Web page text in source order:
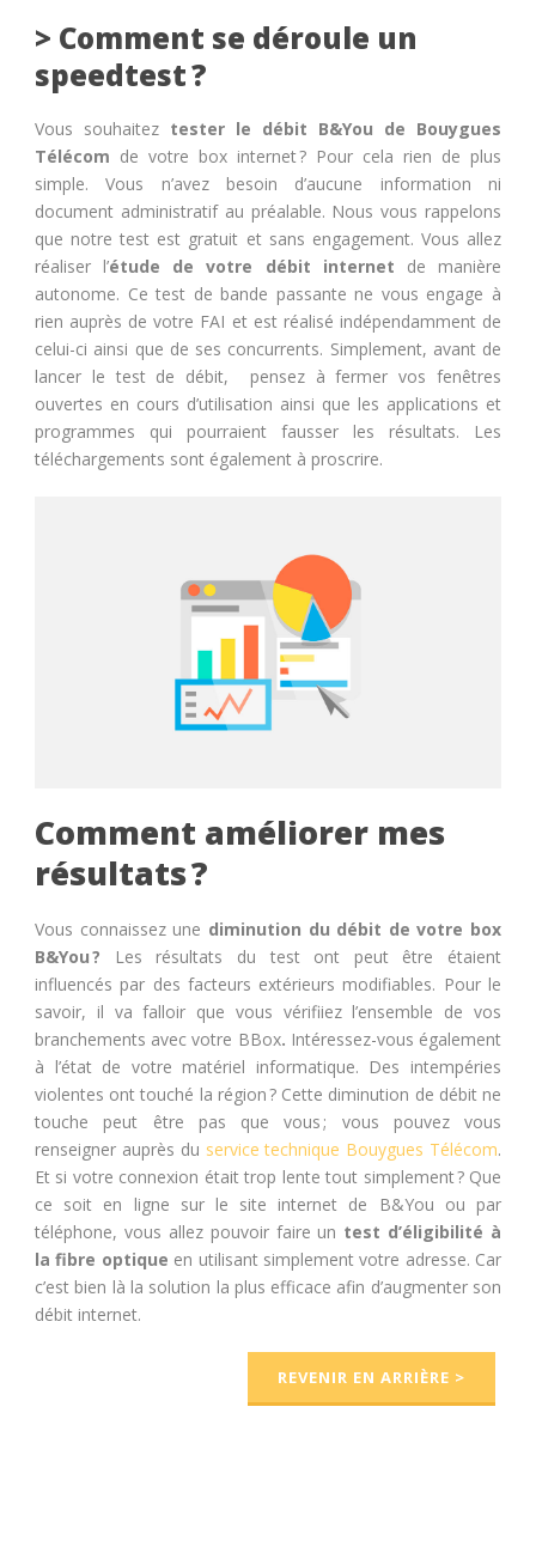
> Comment se déroule un
speedtest ?
Vous souhaitez tester le débit B&You de Bouygues
Télécom de votre box internet? Pour cela rien de plus
simple. Vous n’avez besoin d’aucune information ni
document administratif au préalable. Nous vous rappelons
que notre test est gratuit et sans engagement. Vous allez
réaliser l’étude de votre débit internet de manière
autonome. Ce test de bande passante ne vous engage à
rien auprès de votre FAI et est réalisé indépendamment de
celui-ci ainsi que de ses concurrents. Simplement, avant de
lancer le test de débit,
pensez à fermer vos fenêtres
ouvertes en cours d’utilisation ainsi que les applications et
programmes qui pourraient fausser les résultats. Les
téléchargements sont également à proscrire.
Comment améliorer mes
résultats ?
Vous connaissez une diminution du débit de votre box
B&You ?
Les résultats du test ont peut être étaient
influencés par des facteurs extérieurs modifiables. Pour le
savoir, il va falloir que vous vérifiiez l’ensemble de vos
branchements avec votre BBox. Intéressez-vous également
à l’état de votre matériel informatique. Des intempéries
violentes ont touché la région ? Cette diminution de débit ne
touche peut être pas que vous ; vous pouvez vous
renseigner auprès du service technique Bouygues Télécom.
Et si votre connexion était trop lente tout simplement ? Que
ce soit en ligne sur le site internet de B&You ou par
téléphone, vous allez pouvoir faire un test d’éligibilité à
la fibre optique en utilisant simplement votre adresse. Car
c’est bien là la solution la plus efficace afin d’augmenter son
débit internet.
REVENIR EN ARRIÈRE >